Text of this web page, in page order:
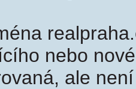
nebo
ale